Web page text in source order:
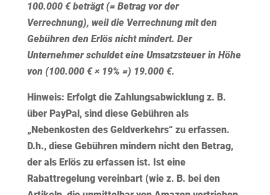
100.000 € beträgt (= Betrag vor der
Verrechnung), weil die Verrechnung mit den
Gebühren den Erlös nicht mindert. Der
Unternehmer schuldet eine Umsatzsteuer in Höhe
von (100.000 € × 19% =) 19.000 €.
Hinweis: Erfolgt die Zahlungsabwicklung z. B.
über PayPal, sind diese Gebühren als
„Nebenkosten des Geldverkehrs“ zu erfassen.
D.h., diese Gebühren mindern nicht den Betrag,
der als Erlös zu erfassen ist. Ist eine
Rabattregelung vereinbart (wie z. B. bei den